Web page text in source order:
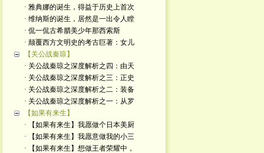
· 雅典娜的诞生，得益于历史上首次
· 维纳斯的诞生，居然是一出令人瞠
· 侃一侃古希腊美少年那西索斯
· 颠覆西方文明史的考古巨著：女儿
【关公战秦琼】
· 关公战秦琼之深度解析之四：由天
· 关公战秦琼之深度解析之三：正史
· 关公战秦琼之深度解析之二：装备
· 关公战秦琼之深度解析之一：从罗
【如果有来生】
· 【如果有来生】我愿做个日本美厨
· 【如果有来生】我愿意做我的小三
· 【如果有来生】想做王者荣耀中，